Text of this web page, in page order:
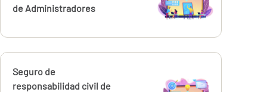
de Administradores
Calcúlalo ahora
Seguro de
responsabilidad civil de